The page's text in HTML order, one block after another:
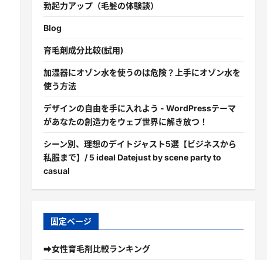
勃起力アップ（毛髪の体験談）
Blog
育毛剤成分比較(試用)
加湿器にオゾン水を使うのは危険？上手にオゾン水を
使う方法
デザインの自由を手に入れよう - WordPressテーマ
があなたの創造力をウェブ世界に解き放つ！
シーン別、理想のデイトジャスト5選【ビジネスから
私服まで】/ 5 ideal Datejust by scene party to
casual
固定ページ
➡女性育毛剤比較ランキング